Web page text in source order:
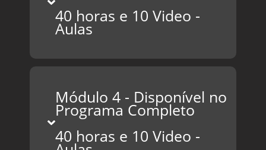
40 horas e 10 Video -
Aulas
Módulo 4 - Disponível no
Programa Completo
40 horas e 10 Video -